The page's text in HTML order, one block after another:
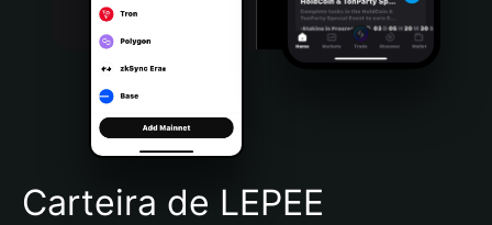
Português (Brasil)
Español (Argentina)
Carteira de LEPEE